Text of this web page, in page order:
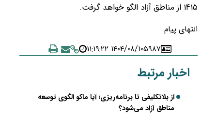
۱۴۱۵ از مناطق آزاد الگو خواهد گرفت.
انتهای پیام
۵۹۸۷۱۴۰۴/۰۸/۱۰ ۱۱:۱۹:۲۲
اخبار مرتبط
از بلاتکلیفی تا برنامه‌ریزی؛ آیا ماکو الگوی توسعه
مناطق آزاد می‌شود؟